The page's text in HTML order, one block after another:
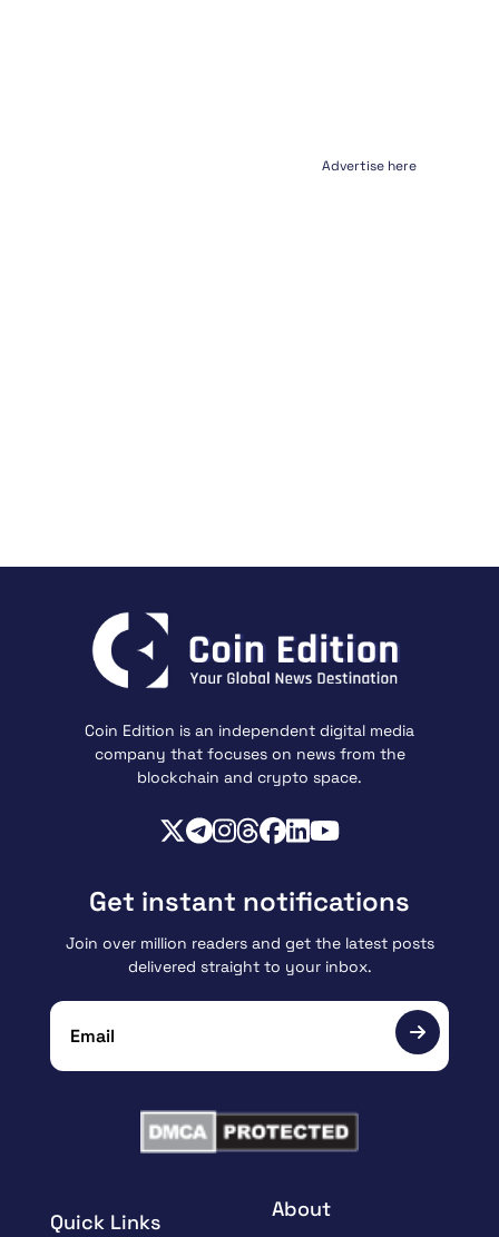
Advertise here
Coin Edition is an independent digital media
company that focuses on news from the
blockchain and crypto space.
Quick Links
About
Get instant notifications
Join over million readers and get the latest posts
delivered straight to your inbox.